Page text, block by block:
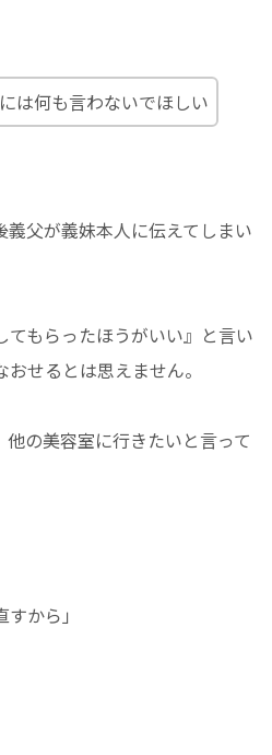
は何も言わないでほしい
義父が義妹本人に伝えてしまい
もらったほうがいい』と言い
せるとは思えません。
の美容室に行きたいと言って
から」